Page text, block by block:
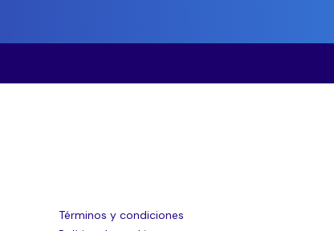
Términos y condiciones